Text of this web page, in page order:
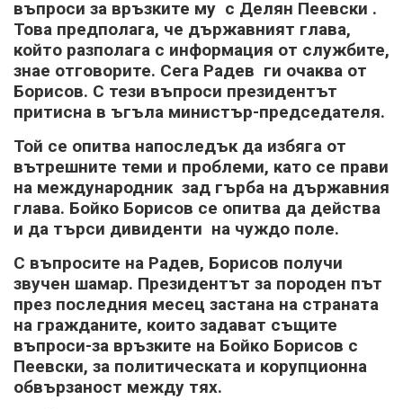
въпроси за връзките му с Делян Пеевски .
Това предполага, че държавният глава,
който разполага с информация от службите,
знае отговорите. Сега Радев ги очаква от
Борисов. С тези въпроси президентът
притисна в ъгъла министър-председателя.
Той се опитва напоследък да избяга от
вътрешните теми и проблеми, като се прави
на международник зад гърба на държавния
глава. Бойко Борисов се опитва да действа
и да търси дивиденти на чуждо поле.
С въпросите на Радев, Борисов получи
звучен шамар. Президентът за породен път
през последния месец застана на страната
на гражданите, които задават същите
въпроси-за връзките на Бойко Борисов с
Пеевски, за политическата и корупционна
обвързаност между тях.